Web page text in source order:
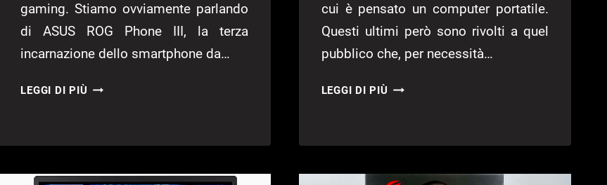
gaming. Stiamo ovviamente parlando
di ASUS ROG Phone III, la terza
incarnazione dello smartphone da…
LEGGI DI PIÙ ASUS
RECENSIONE
cui è pensato un computer portatile.
Questi ultimi però sono rivolti a quel
pubblico che, per necessità…
LEGGI DI PIÙ ASUS
G732L